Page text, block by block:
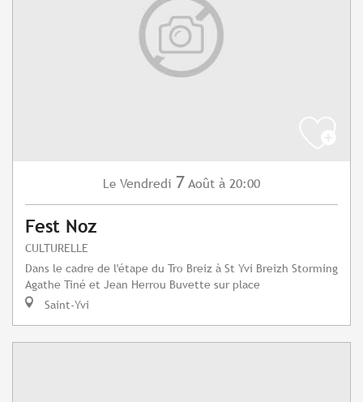
Le Vendredi 7 Août à 20:00
Fest Noz
CULTURELLE
Dans le cadre de l'étape du Tro Breiz à St Yvi Breizh Storming
Agathe Tiné et Jean Herrou Buvette sur place
Saint-Yvi